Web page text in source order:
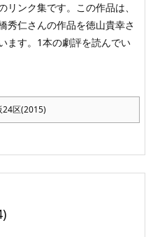
リンク集です。この作品は、
秀仁さんの作品を徳山貴幸さ
ます。1本の劇評を読んでい
24区(2015)